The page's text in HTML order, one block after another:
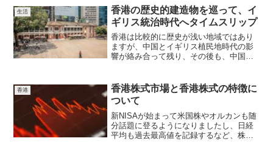
ら使用方法までわかりやすく説明しま
す。以下の手順に従って、スマホ版オク
トパスカードを始めましょう
生活
香港の歴史的建造物を巡って、イ
ギリス統治時代へタイムスリップ
香港は比較的に歴史が浅い地域ではあり
ますが、中国とイギリス植民地時代の影
響が絡み合って残り、その後も、中国返
化的に大きく異なります今回の記事で
は、そのような香港の中...
香港
香港株式市場と香港株式の特徴に
ついて
新NISAが始まって米国株やオルカンも随
分話題に登るようになりましたし、日経
平均も過去最高値を記録するなど、株式